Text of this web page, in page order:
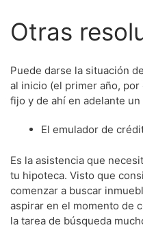
Otras
Puede darse la situación
al inicio (el primer año,
fijo y de ahí en adelante
El emulador de
Es la asistencia que
tu hipoteca. Visto que
comenzar a buscar
aspirar en el momento de
la tarea de búsqueda